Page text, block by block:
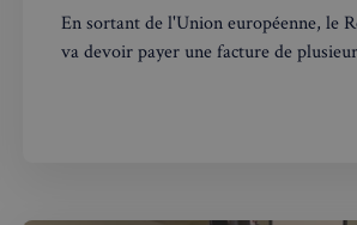
En sortant de l'Union européenne, le
va devoir payer une facture de
du plugin Spotify
intersite.